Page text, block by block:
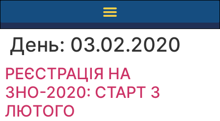
День: 03.02.2020
РЕЄСТРАЦІЯ НА
ЗНО-2020: СТАРТ 3
ЛЮТОГО